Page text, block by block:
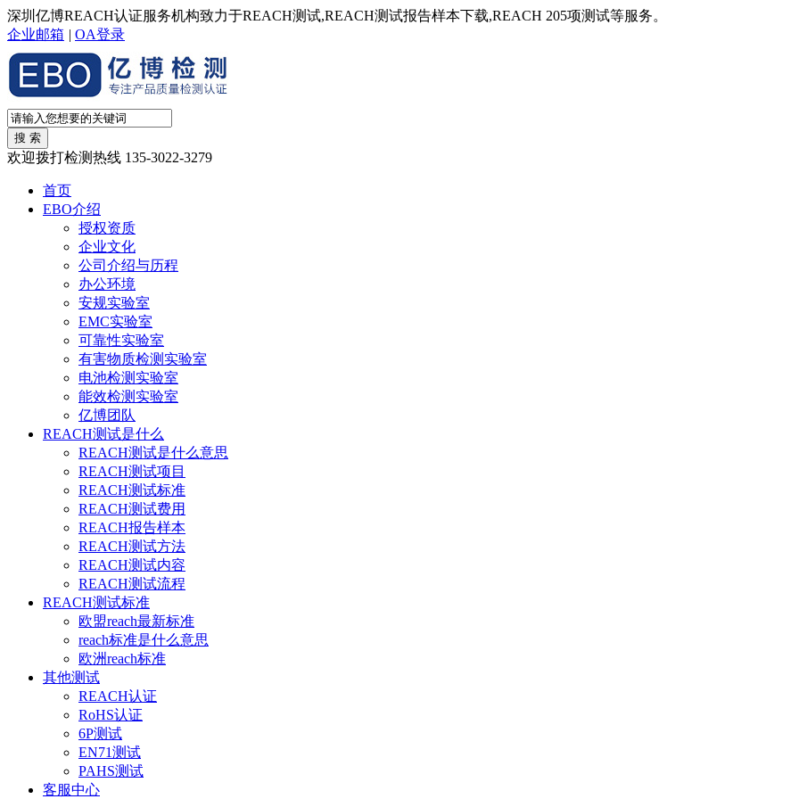
深圳亿博REACH认证服务机构致力于REACH测试,REACH测试报告样本下载,REACH 205项测试等服务。
企业邮箱 | OA登录
欢迎拨打检测热线 135-3022-3279
首页
EBO介绍
授权资质
企业文化
公司介绍与历程
办公环境
安规实验室
EMC实验室
可靠性实验室
有害物质检测实验室
电池检测实验室
能效检测实验室
亿博团队
REACH测试是什么
REACH测试是什么意思
REACH测试项目
REACH测试标准
REACH测试费用
REACH报告样本
REACH测试方法
REACH测试内容
REACH测试流程
REACH测试标准
欧盟reach最新标准
reach标准是什么意思
欧洲reach标准
其他测试
REACH认证
RoHS认证
6P测试
EN71测试
PAHS测试
客服中心